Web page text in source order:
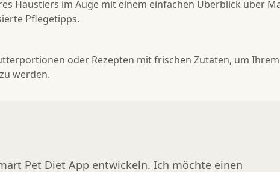
Haustiers im Auge mit einem einfachen Überblick über
Pflegetipps.
oder Rezepten mit frischen Zutaten, um
werden.
Pet Diet App entwickeln. Ich möchte einen